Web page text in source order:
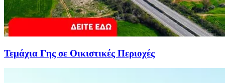
Τεμάχια Γης σε Οικιστικές Περιοχές